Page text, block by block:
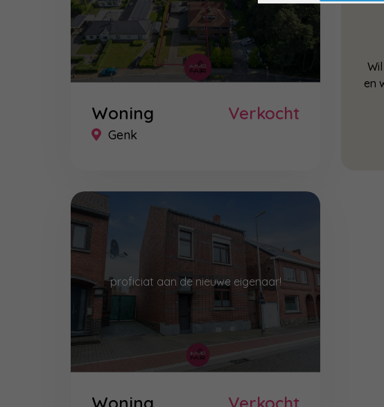
Verkocht
Genk
Woning
en
proficiat aan de nieuwe eigenaar!
Verkocht
Woning